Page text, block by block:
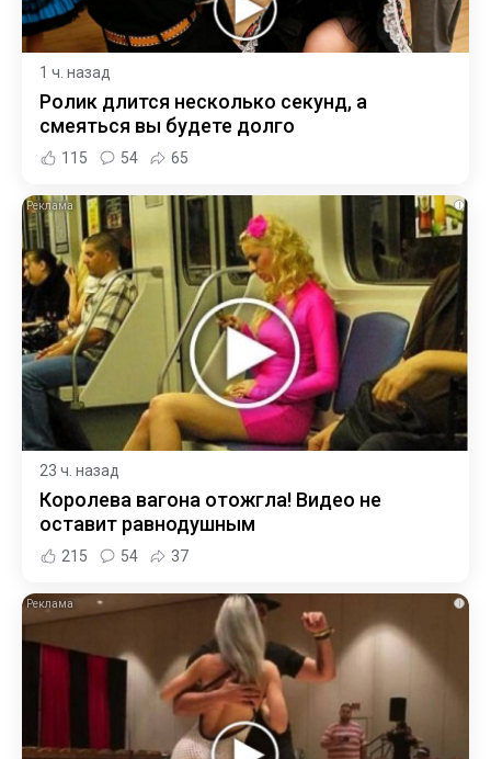
1 ч. назад
Ролик длится несколько секунд, а
смеяться вы будете долго
115 54 65
i
23 ч. назад
Королева вагона отожгла! Видео не
оставит равнодушным
215 54 37
i